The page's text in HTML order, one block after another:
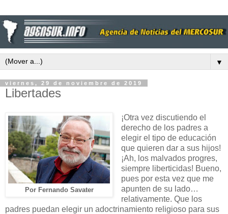
▼
viernes, 29 de noviembre de 2019
Libertades
Por Fernando Savater
¡Otra vez discutiendo el
derecho de los padres a
elegir el tipo de educación
que quieren dar a sus hijos!
¡Ah, los malvados progres,
siempre liberticidas! Bueno,
pues por esta vez que me
apunten de su lado…
relativamente. Que los
padres puedan elegir un adoctrinamiento religioso para sus